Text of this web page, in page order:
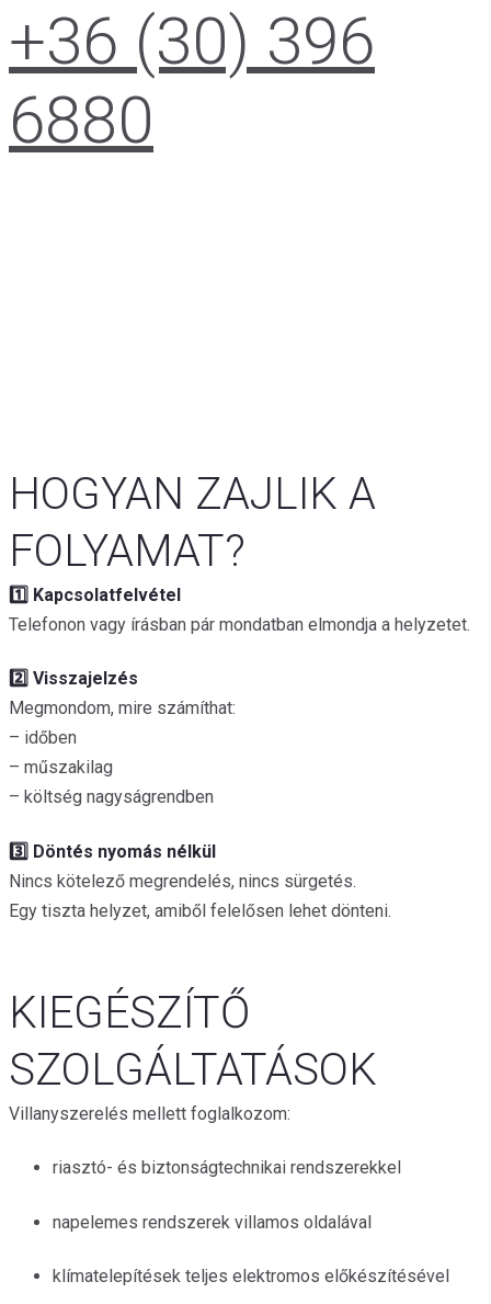
+36 (30) 396
6880
HOGYAN ZAJLIK A
FOLYAMAT?
1️⃣ Kapcsolatfelvétel
Telefonon vagy írásban pár mondatban elmondja a helyzetet.
2️⃣ Visszajelzés
Megmondom, mire számíthat:
– időben
– műszakilag
– költség nagyságrendben
3️⃣ Döntés nyomás nélkül
Nincs kötelező megrendelés, nincs sürgetés.
Egy tiszta helyzet, amiből felelősen lehet dönteni.
KIEGÉSZÍTŐ
SZOLGÁLTATÁSOK
Villanyszerelés mellett foglalkozom:
riasztó- és biztonságtechnikai rendszerekkel
napelemes rendszerek villamos oldalával
klímatelepítések teljes elektromos előkészítésével